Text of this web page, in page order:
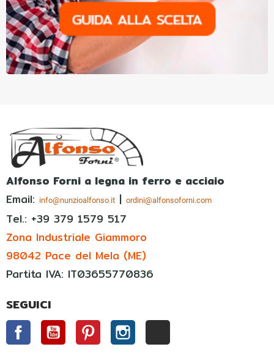
Alfonso Forni a legna in ferro e acciaio
Email: info@nunzioalfonso.it | ordini@alfonsoforni.com
Tel.: +39 379 1579 517
Zona Industriale Giammoro
98042 Pace del Mela (ME)
Partita IVA: IT03655770836
SEGUICI
FacebookYouTube PinterestInstagram